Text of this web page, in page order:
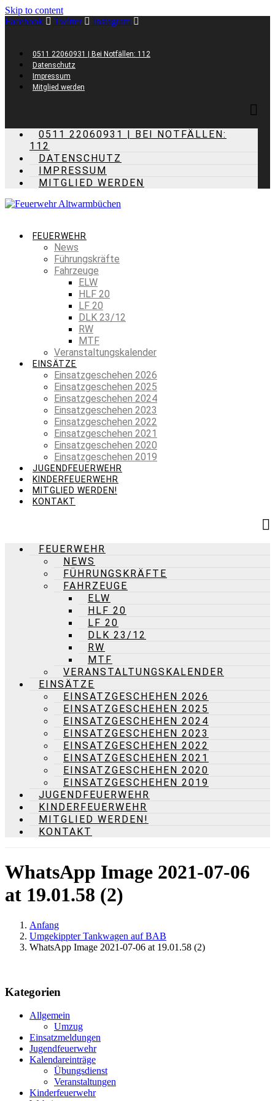
Skip to content
Facebook
Twitter Instagram
0511 22060931 | Bei Notfällen: 112
Datenschutz
Impressum
Mitglied werden
0511 22060931 | BEI NOTFÄLLEN:
112
DATENSCHUTZ
IMPRESSUM
MITGLIED WERDEN
FEUERWEHR
News
Führungskräfte
Fahrzeuge
ELW
HLF 20
LF 20
DLK 23/12
RW
MTF
Veranstaltungskalender
EINSÄTZE
Einsatzgeschehen 2026
Einsatzgeschehen 2025
Einsatzgeschehen 2024
Einsatzgeschehen 2023
Einsatzgeschehen 2022
Einsatzgeschehen 2021
Einsatzgeschehen 2020
Einsatzgeschehen 2019
JUGENDFEUERWEHR
KINDERFEUERWEHR
MITGLIED WERDEN!
KONTAKT
FEUERWEHR
NEWS
FÜHRUNGSKRÄFTE
FAHRZEUGE
ELW
HLF 20
LF 20
DLK 23/12
RW
MTF
VERANSTALTUNGSKALENDER
EINSÄTZE
EINSATZGESCHEHEN 2026
EINSATZGESCHEHEN 2025
EINSATZGESCHEHEN 2024
EINSATZGESCHEHEN 2023
EINSATZGESCHEHEN 2022
EINSATZGESCHEHEN 2021
EINSATZGESCHEHEN 2020
EINSATZGESCHEHEN 2019
JUGENDFEUERWEHR
KINDERFEUERWEHR
MITGLIED WERDEN!
KONTAKT
WhatsApp Image 2021-07-06
at 19.01.58 (2)
Anfang
Umgekippter Tankwagen auf BAB
WhatsApp Image 2021-07-06 at 19.01.58 (2)
Kategorien
Allgemein
Umzug
Einsatzmeldungen
Jugendfeuerwehr
Kalendareinträge
Übungsdienst
Veranstaltungen
Kinderfeuerwehr